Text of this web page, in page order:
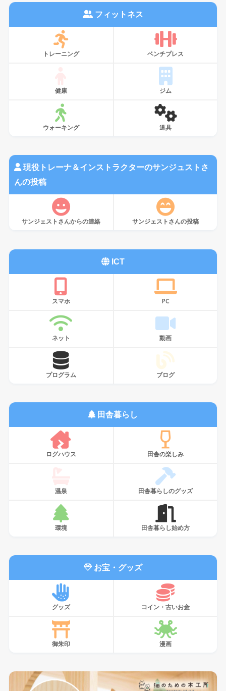
フィットネス
トレーニング ベンチプレス
健康 ジム
ウォーキング 道具
現役トレーナ＆インストラクターのサンジュストさ
んの投稿
サンジェストさんからの連絡 サンジェストさんの投稿
ICT
スマホ PC
ネット 動画
プログラム ブログ
田舎暮らし
ログハウス 田舎の楽しみ
温泉 田舎暮らしのグッズ
環境 田舎暮らし始め方
お宝・グッズ
グッズ コイン・古いお金
御朱印 漫画